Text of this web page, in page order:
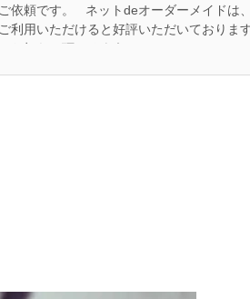
依頼です。 ネットdeオーダーメイドは、
利用いただけると好評いただいております
お知らせ頂けるように...